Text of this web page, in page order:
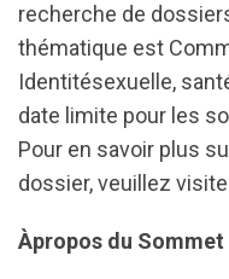
recherche de
thématique est
Identitésexuelle,
date limite pour les
Pour en savoir plus
dossier, veuillez
Àpropos du Sommet